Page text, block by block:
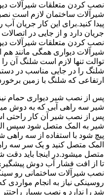
نصب کردن متعلقات شیرآلات
شیرآلات ساختمان لازم است
پیدا کنید.برای این کار جریان آب
جریان دارد و از جایی در
نصب کردن متعلقات شیرآلات
شیرآلات دیواری همگی مانند
توالت تنها لازم است شلنگ آن
شلنگ را در جایی مناسب در
ارتفاعی که شلنگ با زمین
پس از نصب شیر دیواری حمام
شیر سه راهی آبی که به دوش
پس از نصب شیر آن کار راحتی
شیر به المک متصل شود سپس
پیچ شود با استفاده از سه راهی
المک متصل کنید و یک سر سه
متصل میشود.در اینجا باید
تا از افت فشار آب دوش
نصب شیرآلات ساختمانی رو
روسینکی نیاز به انجام مواردی
شد را ندارد و نصب بسیار